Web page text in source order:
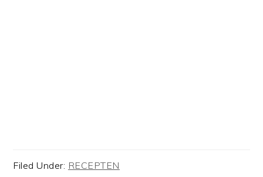
Filed Under: RECEPTEN